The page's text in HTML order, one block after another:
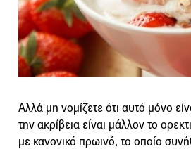
Αλλά μη νομίζετε ότι αυτό μόνο
την ακρίβεια είναι μάλλον το
με κανονικό πρωινό, το οποίο